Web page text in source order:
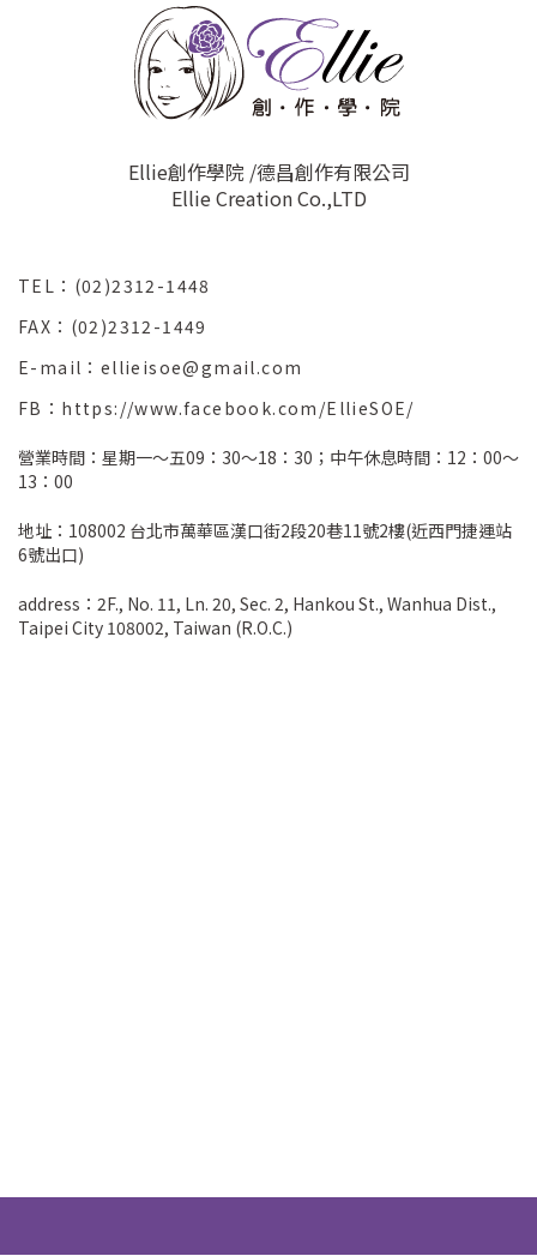
Ellie創作學院 /德昌創作有限公司
Ellie Creation Co.,LTD
TEL：(02)2312-1448
FAX：(02)2312-1449
E-mail：ellieisoe@gmail.com
FB：https://www.facebook.com/EllieSOE/
營業時間：星期一～五09：30～18：30；中午休息時間：12：00～
13：00
地址：108002 台北市萬華區漢口街2段20巷11號2樓(近西門捷運站
6號出口)
address：2F., No. 11, Ln. 20, Sec. 2, Hankou St., Wanhua Dist.,
Taipei City 108002, Taiwan (R.O.C.)